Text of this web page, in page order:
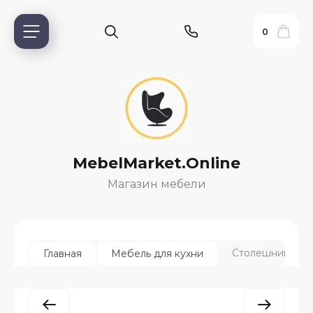
0
MebelMarket.Online
Магазин мебели
Главная Мебель для кухни Столешница 26